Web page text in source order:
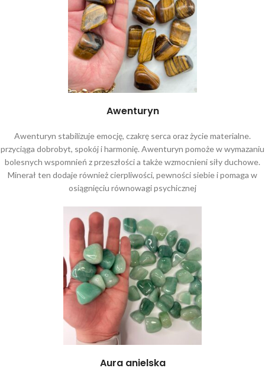
Awenturyn
Awenturyn stabilizuje emocję, czakrę serca oraz życie materialne.
przyciąga dobrobyt, spokój i harmonię. Awenturyn pomoże w wymazaniu
bolesnych wspomnień z przeszłości a także wzmocnieni siły duchowe.
Minerał ten dodaje również cierpliwości, pewności siebie i pomaga w
osiągnięciu równowagi psychicznej
Aura anielska